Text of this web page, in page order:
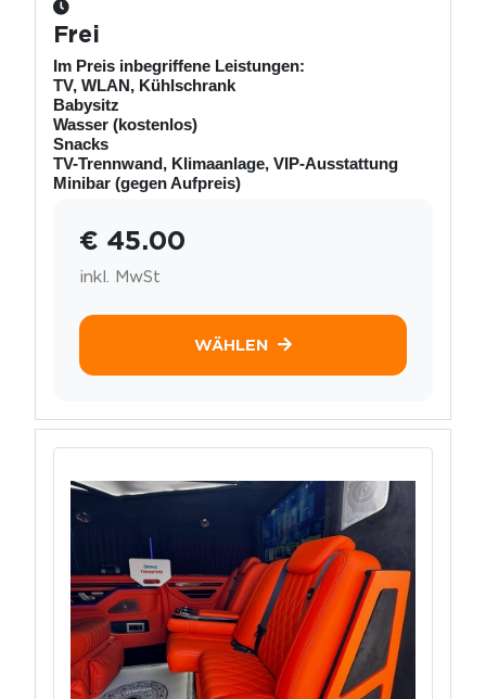
Frei
Im Preis inbegriffene Leistungen:
TV, WLAN, Kühlschrank
Babysitz
Wasser (kostenlos)
Snacks
TV-Trennwand, Klimaanlage, VIP-Ausstattung
Minibar (gegen Aufpreis)
€ 45.00
inkl. MwSt
WÄHLEN